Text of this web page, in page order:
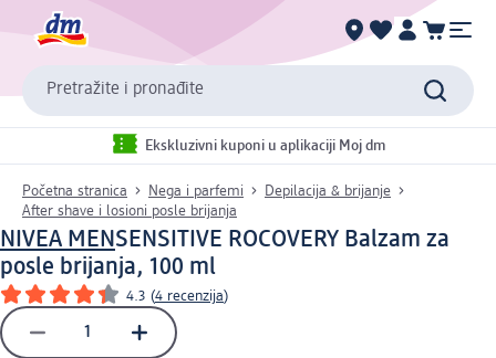
Pretražite i pronađite
Ekskluzivni kuponi u aplikaciji Moj dm
Početna stranica Nega i parfemi
Depilacija & brijanje
After shave i losioni posle brijanja
NIVEA MENSENSITIVE ROCOVERY Balzam za
posle brijanja, 100 ml
4.3 (4 recenzija)